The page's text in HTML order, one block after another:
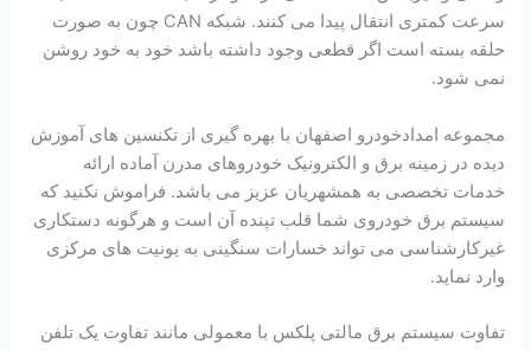
سرعت کمتری انتقال پیدا می کنند. شبکه CAN چون به صورت
حلقه بسته است اگر قطعی وجود داشته باشد خود به خود روشن
نمی شود.
مجموعه امدادخودرو اصفهان با بهره گیری از تکنسین های آموزش
دیده در زمینه برق و الکترونیک خودروهای مدرن آماده ارائه
خدمات تخصصی به همشهریان عزیز می باشد. فراموش نکنید که
سیستم برق خودروی شما قلب تپنده آن است و هرگونه دستکاری
غیرکارشناسی می تواند خسارات سنگینی به یونیت های مرکزی
وارد نماید.
تفاوت سیستم برق مالتی پلکس با معمولی مانند تفاوت یک تلفن